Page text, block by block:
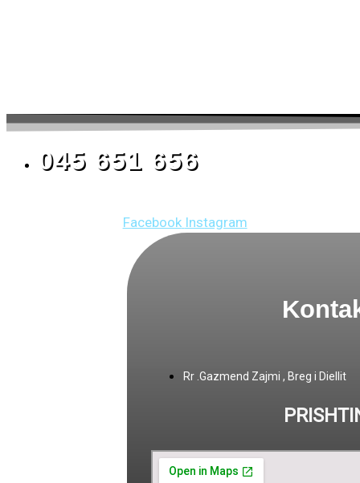
045 651 656
Facebook Instagram
Rr .Gazmend Zajmi , Breg i Diellit